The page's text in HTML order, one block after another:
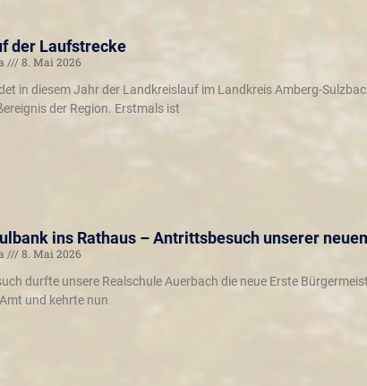
der Laufstrecke
8. Mai 2026
in diesem Jahr der Landkreislauf im Landkreis Amberg-
der Region. Erstmals ist
ins Rathaus – Antrittsbesuch unserer
8. Mai 2026
durfte unsere Realschule Auerbach die neue Erste
und kehrte nun